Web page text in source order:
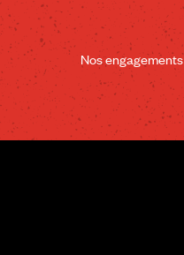
Nos engagements